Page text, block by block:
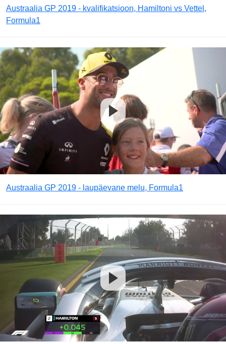
Austraalia GP 2019 - kvalifikatsioon, Hamiltoni vs Vettel,
Formula1
Austraalia GP 2019 - laupäevane melu, Formula1